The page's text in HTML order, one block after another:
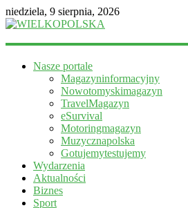
niedziela, 9 sierpnia, 2026
WIELKOPOLSKA
informacyjny
Nasze portale
Magazyninformacyjny
Nowotomyskimagazyn
TravelMagazyn
eSurvival
Motoringmagazyn
Muzycznapolska
Gotujemytestujemy
Wydarzenia
Aktualności
Biznes
Sport